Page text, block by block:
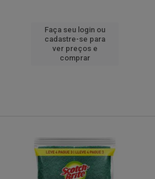
Faça seu login ou
cadastre-se para
ver preços e
comprar